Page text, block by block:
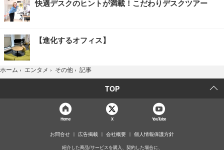
快適デスクのヒントが満載！こだわりデスクツアー
【進化するオフィス】
ホーム › エンタメ › その他 › 記事
TOP
Home X YouTube
お問合せ 広告掲載 会社概要 個人情報保護方針
紹介した商品/サービスを購入、契約した場合に、